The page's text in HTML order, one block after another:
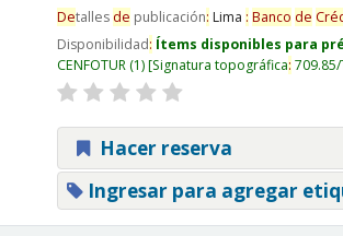
Detalles de publicación: Lima : Banco de
Disponibilidad: Ítems disponibles para
CENFOTUR(1) Signatura topográfica: 709.85/
Hacer reserva
Ingresar para agregar